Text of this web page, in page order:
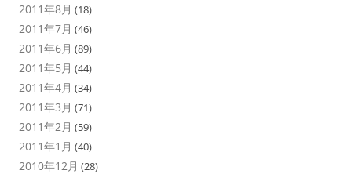
2011年8月 (18)
2011年7月 (46)
2011年6月 (89)
2011年5月 (44)
2011年4月 (34)
2011年3月 (71)
2011年2月 (59)
2011年1月 (40)
2010年12月 (28)